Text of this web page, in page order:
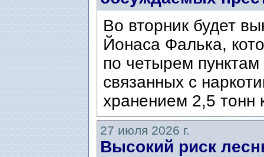
Во вторник будет
Йонаса Фалька,
по четырем
связанных с
хранением 2,5 тонн
27 июля 2026 г.
Высокий риск